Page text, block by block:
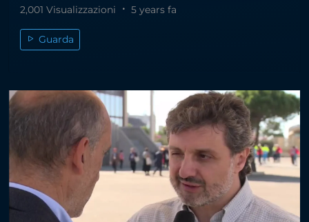
2,001 Visualizzazioni 5 years fa
Guarda